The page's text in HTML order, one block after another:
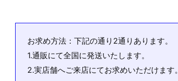
お求め方法：下記の通り2通りあります。
1.通販にて全国に発送いたします。
2.実店舗へご来店にてお求めいただけます。